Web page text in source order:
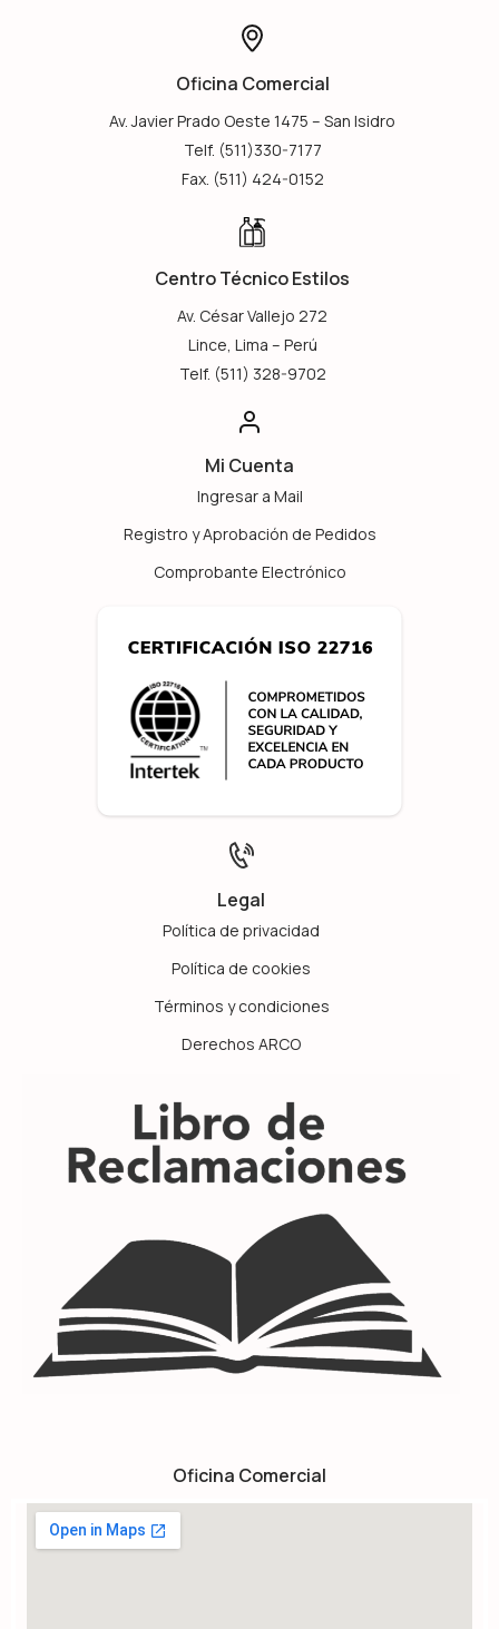
Oficina Comercial
Av. Javier Prado Oeste 1475 – San Isidro
Telf. (511)330-7177
Fax. (511) 424-0152
Centro Técnico Estilos
Av. César Vallejo 272
Lince, Lima – Perú
Telf. (511) 328-9702
Mi Cuenta
Ingresar a Mail
Registro y Aprobación de Pedidos
Comprobante Electrónico
Legal
Política de privacidad
Política de cookies
Términos y condiciones
Derechos ARCO
Oficina Comercial